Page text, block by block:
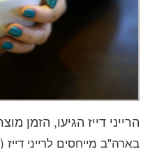
הרייני דייז הגיעו, הזמן